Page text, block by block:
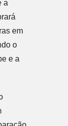
a
em
o
e a